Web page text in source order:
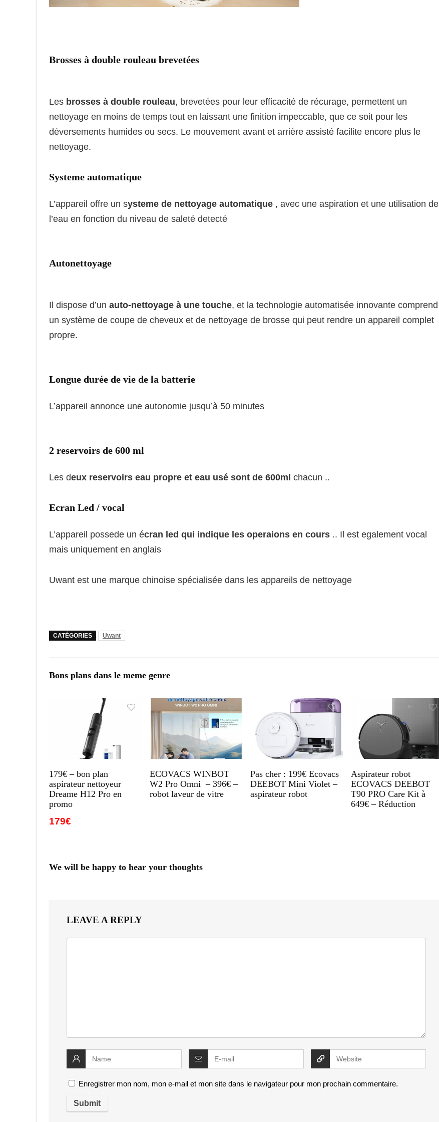
Brosses à double rouleau brevetées
Les brosses à double rouleau, brevetées pour leur efficacité de récurage, permettent un
nettoyage en moins de temps tout en laissant une finition impeccable, que ce soit pour les
déversements humides ou secs. Le mouvement avant et arrière assisté facilite encore plus le
nettoyage.
Systeme automatique
L’appareil offre un systeme de nettoyage automatique , avec une aspiration et une utilisation de
l’eau en fonction du niveau de saleté detecté
Autonettoyage
Il dispose d’un auto-nettoyage à une touche, et la technologie automatisée innovante comprend
un système de coupe de cheveux et de nettoyage de brosse qui peut rendre un appareil complet
propre.
Longue durée de vie de la batterie
L’appareil annonce une autonomie jusqu’à 50 minutes
2 reservoirs de 600 ml
Les deux reservoirs eau propre et eau usé sont de 600ml chacun ..
Ecran Led / vocal
L’appareil possede un écran led qui indique les operaions en cours .. Il est egalement vocal
mais uniquement en anglais
Uwant est une marque chinoise spécialisée dans les appareils de nettoyage
CATÉGORIES Uwant
Bons plans dans le meme genre
179€ – bon plan
aspirateur nettoyeur
Dreame H12 Pro en
promo
179€
ECOVACS WINBOT
W2 Pro Omni – 396€ –
robot laveur de vitre
Pas cher : 199€ Ecovacs
DEEBOT Mini Violet –
aspirateur robot
Aspirateur robot
ECOVACS DEEBOT
T90 PRO Care Kit à
649€ – Réduction
We will be happy to hear your thoughts
LEAVE A REPLY
Enregistrer mon nom, mon e-mail et mon site dans le navigateur pour mon prochain commentaire.